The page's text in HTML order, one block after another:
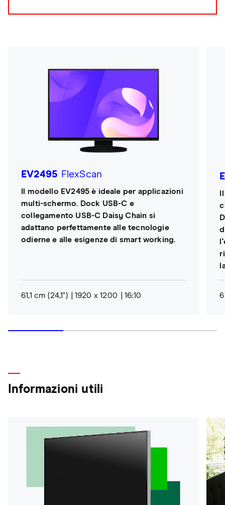
EV2495 FlexScan
Il modello EV2495 è ideale per applicazioni
multi-schermo. Dock USB-C e
collegamento USB-C Daisy Chain si
adattano perfettamente alle tecnologie
odierne e alle esigenze di smart working.
61,1 cm (24,1") 1920 x 1200 16:10
Informazioni utili